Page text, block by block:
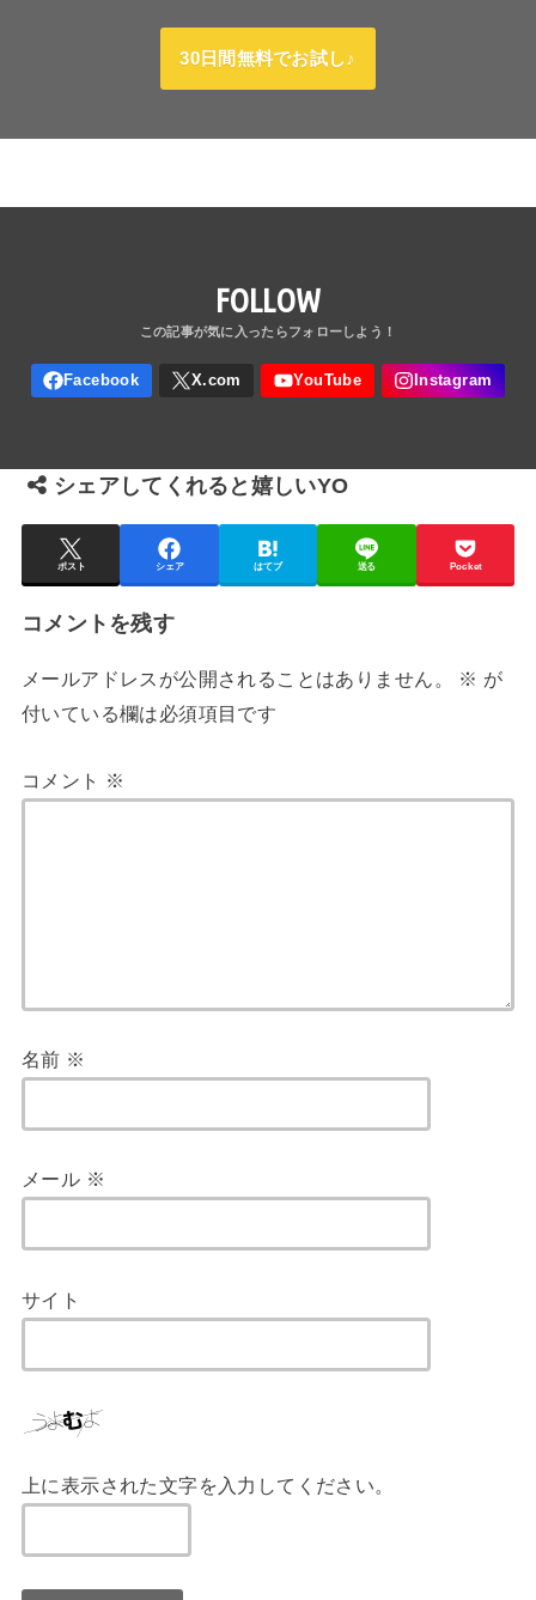
30日間無料でお試し♪
FOLLOW
シェアしてくれると嬉しいYO
ポスト シェア はてブ 送る Pocket
コメントを残す
メールアドレスが公開されることはありません。 ※ が
付いている欄は必須項目です
コメント ※
名前 ※
メール ※
サイト
上に表示された文字を入力してください。